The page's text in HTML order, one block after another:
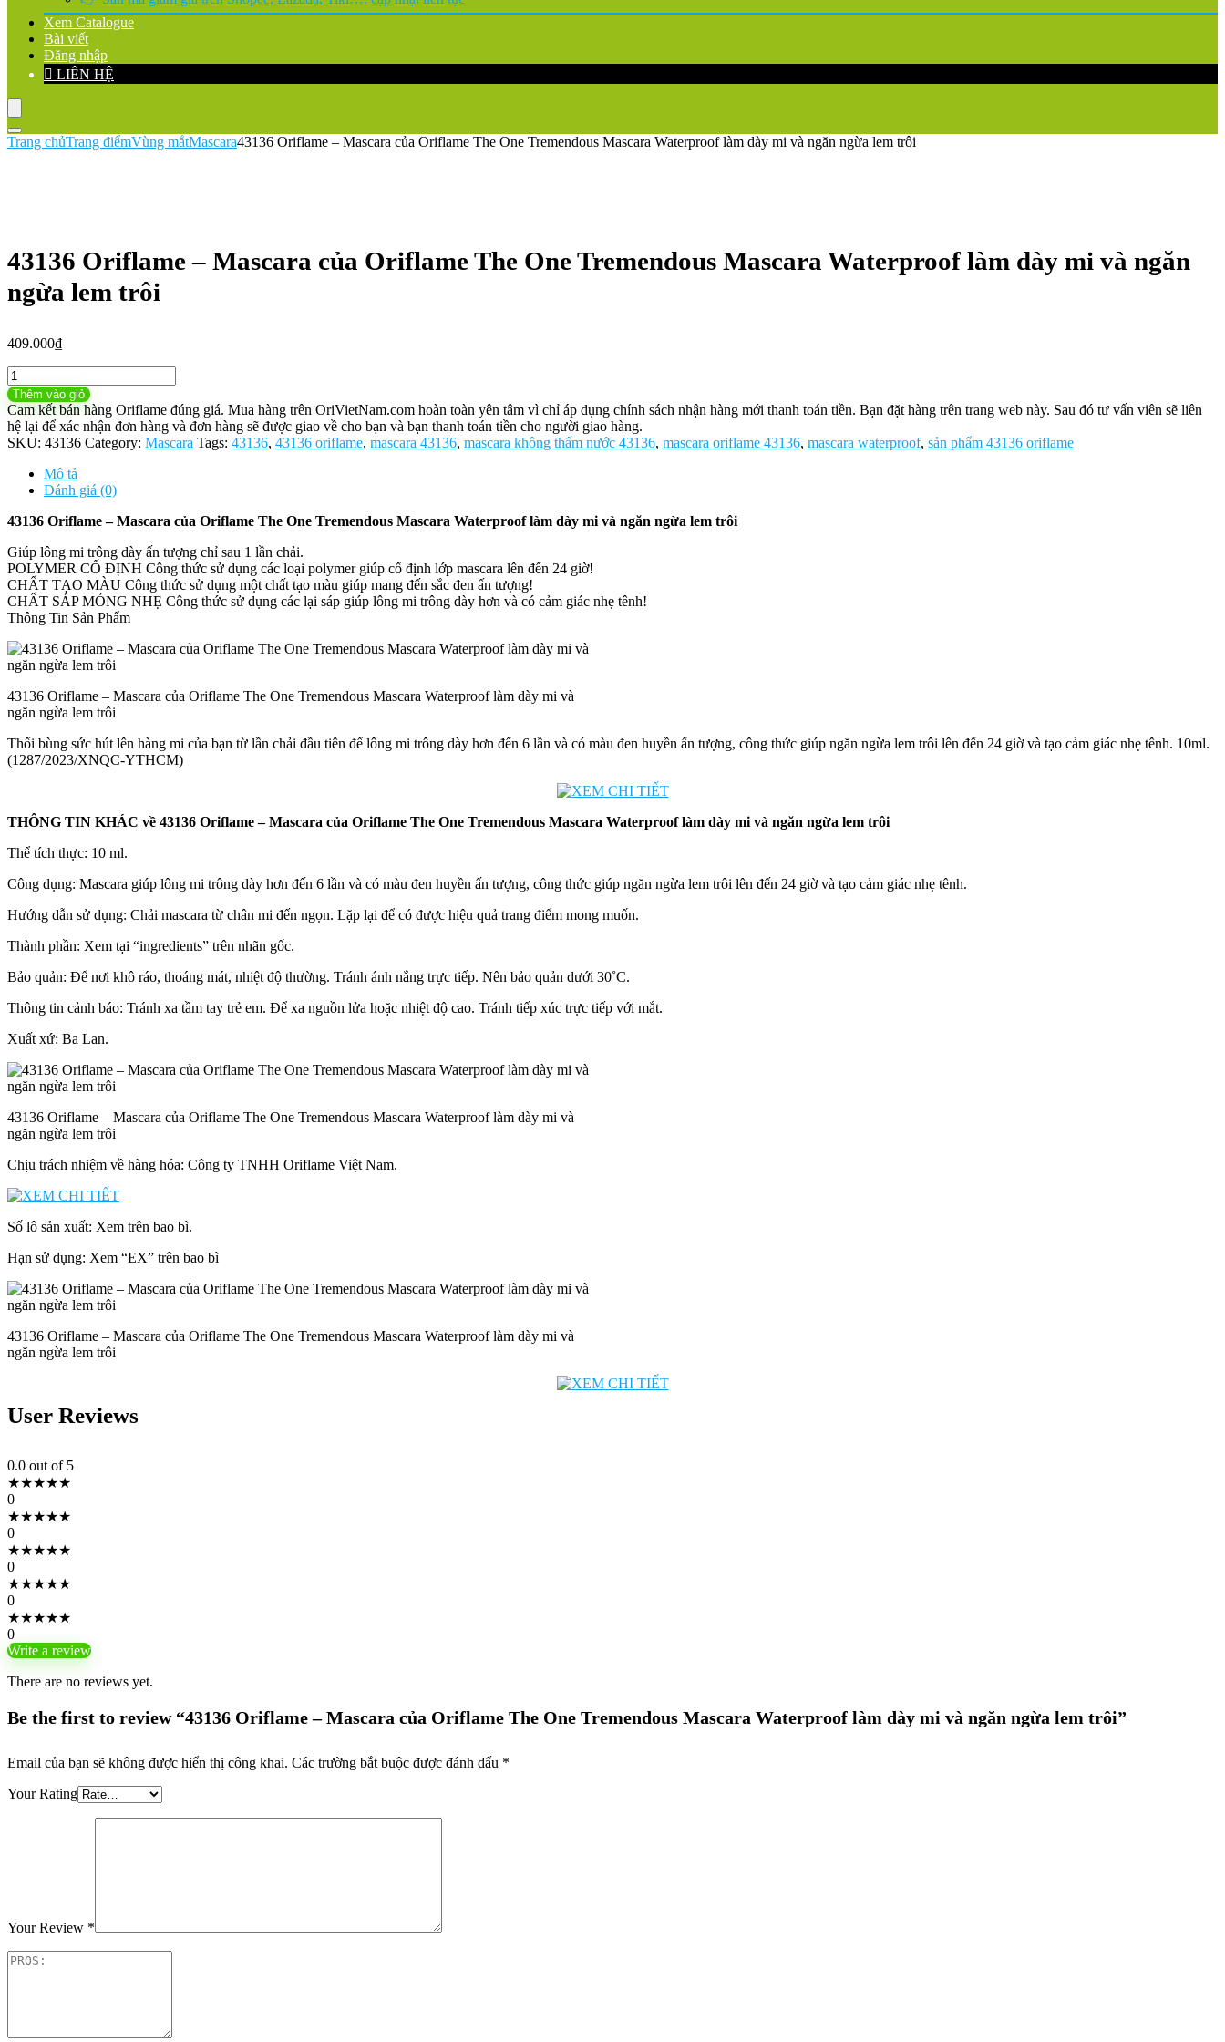
Xem Catalogue
Bài viết
Đăng nhập
LIÊN HỆ
Trang chủTrang điểmVùng mắtMascara43136 Oriflame – Mascara của Oriflame The One Tremendous Mascara Waterproof làm dày mi và ngăn ngừa lem trôi
43136 Oriflame – Mascara của Oriflame The One Tremendous Mascara Waterproof làm dày mi và ngăn
ngừa lem trôi
409.000₫
43136
Oriflame
–
Mascara
của
One
Mascara
làm
dày
mi
và
ngăn
lem
trôi
lượng
Thêm vào giỏ
Cam kết bán hàng Oriflame đúng giá. Mua hàng trên OriVietNam.com hoàn toàn yên tâm vì chỉ áp dụng chính sách nhận hàng mới thanh toán tiền. Bạn đặt hàng trên trang web này. Sau đó tư vấn viên sẽ liên
hệ lại để xác nhận đơn hàng và đơn hàng sẽ được giao về cho bạn và bạn thanh toán tiền cho người giao hàng.
SKU: 43136 Category: Mascara Tags: 43136, 43136 oriflame, mascara 43136, mascara không thấm nước 43136, mascara oriflame 43136, mascara waterproof, sản phẩm 43136 oriflame
Mô tả
Đánh giá (0)
43136 Oriflame – Mascara của Oriflame The One Tremendous Mascara Waterproof làm dày mi và ngăn ngừa lem trôi
Giúp lông mi trông dày ấn tượng chỉ sau 1 lần chải.
POLYMER CỐ ĐỊNH Công thức sử dụng các loại polymer giúp cố định lớp mascara lên đến 24 giờ!
CHẤT TẠO MÀU Công thức sử dụng một chất tạo màu giúp mang đến sắc đen ấn tượng!
CHẤT SÁP MỎNG NHẸ Công thức sử dụng các lại sáp giúp lông mi trông dày hơn và có cảm giác nhẹ tênh!
Thông Tin Sản Phẩm
43136 Oriflame – Mascara của Oriflame The One Tremendous Mascara Waterproof làm dày mi và
ngăn ngừa lem trôi
Thổi bùng sức hút lên hàng mi của bạn từ lần chải đầu tiên để lông mi trông dày hơn đến 6 lần và có màu đen huyền ấn tượng, công thức giúp ngăn ngừa lem trôi lên đến 24 giờ và tạo cảm giác nhẹ tênh. 10ml.
(1287/2023/XNQC-YTHCM)
THÔNG TIN KHÁC về 43136 Oriflame – Mascara của Oriflame The One Tremendous Mascara Waterproof làm dày mi và ngăn ngừa lem trôi
Thể tích thực: 10 ml.
Công dụng: Mascara giúp lông mi trông dày hơn đến 6 lần và có màu đen huyền ấn tượng, công thức giúp ngăn ngừa lem trôi lên đến 24 giờ và tạo cảm giác nhẹ tênh.
Hướng dẫn sử dụng: Chải mascara từ chân mi đến ngọn. Lặp lại để có được hiệu quả trang điểm mong muốn.
Thành phần: Xem tại “ingredients” trên nhãn gốc.
Bảo quản: Để nơi khô ráo, thoáng mát, nhiệt độ thường. Tránh ánh nắng trực tiếp. Nên bảo quản dưới 30˚C.
Thông tin cảnh báo: Tránh xa tầm tay trẻ em. Để xa nguồn lửa hoặc nhiệt độ cao. Tránh tiếp xúc trực tiếp với mắt.
Xuất xứ: Ba Lan.
43136 Oriflame – Mascara của Oriflame The One Tremendous Mascara Waterproof làm dày mi và
ngăn ngừa lem trôi
Chịu trách nhiệm về hàng hóa: Công ty TNHH Oriflame Việt Nam.
Số lô sản xuất: Xem trên bao bì.
Hạn sử dụng: Xem “EX” trên bao bì
43136 Oriflame – Mascara của Oriflame The One Tremendous Mascara Waterproof làm dày mi và
ngăn ngừa lem trôi
User Reviews
0.0 out of 5
★★★★★
0
★★★★★
0
★★★★★
0
★★★★★
0
★★★★★
0
Write a review
There are no reviews yet.
Be the first to review “43136 Oriflame – Mascara của Oriflame The One Tremendous Mascara Waterproof làm dày mi và ngăn ngừa lem trôi”
Email của bạn sẽ không được hiển thị công khai. Các trường bắt buộc được đánh dấu *
Your Rating
Your Review *